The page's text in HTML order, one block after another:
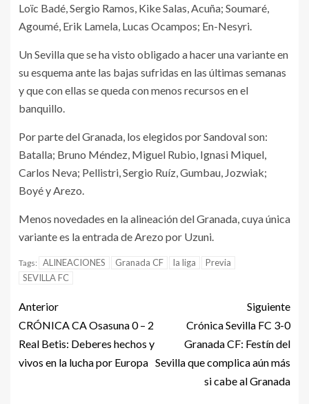
Loïc Badé, Sergio Ramos, Kike Salas, Acuña; Soumaré,
Agoumé, Erik Lamela, Lucas Ocampos; En-Nesyri.
Un Sevilla que se ha visto obligado a hacer una variante en
su esquema ante las bajas sufridas en las últimas semanas
y que con ellas se queda con menos recursos en el
banquillo.
Por parte del Granada, los elegidos por Sandoval son:
Batalla; Bruno Méndez, Miguel Rubio, Ignasi Miquel,
Carlos Neva; Pellistri, Sergio Ruíz, Gumbau, Jozwiak;
Boyé y Arezo.
Menos novedades en la alineación del Granada, cuya única
variante es la entrada de Arezo por Uzuni.
Tags: ALINEACIONES Granada CF la liga
Previa
SEVILLA FC
Anterior
CRÓNICA CA Osasuna 0 – 2
Real Betis: Deberes hechos y
vivos en la lucha por Europa
Siguiente
Crónica Sevilla FC 3-0
Granada CF: Festín del
Sevilla que complica aún más
si cabe al Granada